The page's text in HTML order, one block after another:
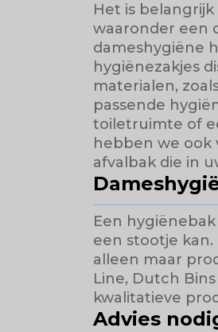
Het is
waaronder een
dameshygiëne
hygiënezakjes
materialen,
passende
toiletruimte of
hebben we ook
afvalbak die in
Een
een stootje
alleen maar
Line, Dutch
kwalitatieve
Advies